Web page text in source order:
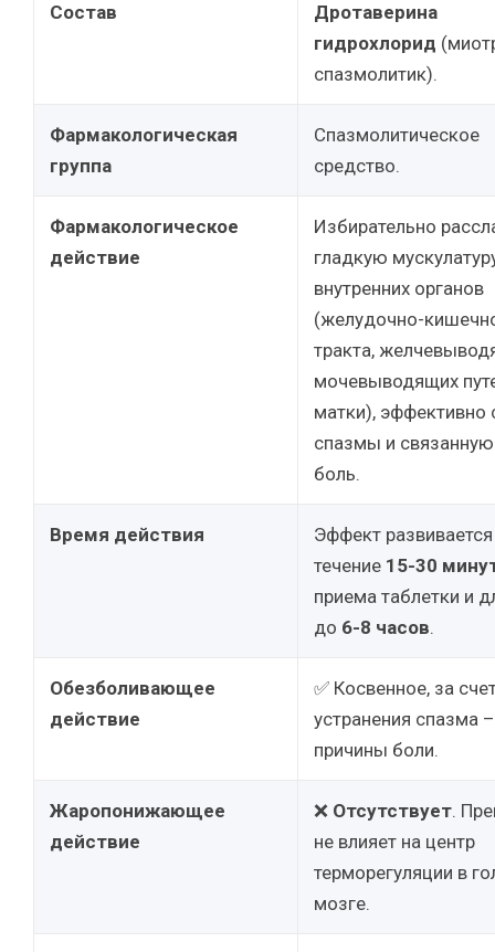
Состав
Дротаверина
гидрохлорид
спазмолитик).
Фармакологическая
группа
Спазмолитическое
средство.
Фармакологическое
действие
Избирательно
гладкую
внутренних органов
(желудочно-
тракта,
мочевыводящих
матки), эффективно
спазмы и
боль.
Время действия
Эффект
течение 15-30
приема таблетки и
до 6-8 часов.
Обезболивающее
действие
✅ Косвенное, за
устранения спазма –
причины боли.
Жаропонижающее
действие
❌ Отсутствует.
не влияет на центр
терморегуляции в
мозге.